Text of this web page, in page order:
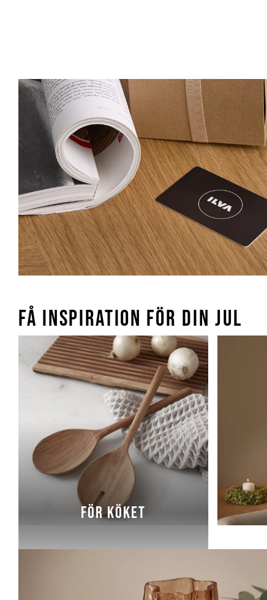
FÅ INSPIRATION FÖR DIN JUL
FÖR KÖKET